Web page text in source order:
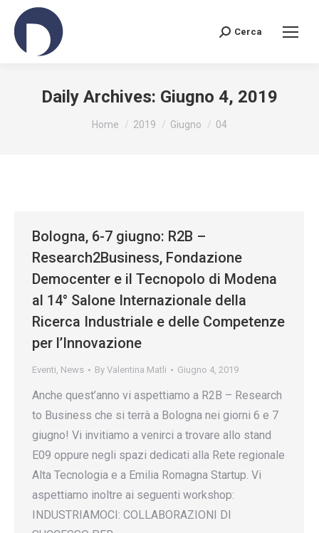
Search:
Cerca
Daily Archives: Giugno 4, 2019
You are here:
Home 2019 Giugno 04
Bologna, 6-7 giugno: R2B –
Research2Business, Fondazione
Democenter e il Tecnopolo di Modena
al 14° Salone Internazionale della
Ricerca Industriale e delle Competenze
per l’Innovazione
Eventi, News By Valentina Matli Giugno 4, 2019
Anche quest’anno vi aspettiamo a R2B – Research
to Business che si terrà a Bologna nei giorni 6 e 7
giugno! Vi invitiamo a venirci a trovare allo stand
E09 oppure negli spazi dedicati alla Rete regionale
Alta Tecnologia e a Emilia Romagna Startup. Vi
aspettiamo inoltre ai seguenti workshop:
INDUSTRIAMOCI: COLLABORAZIONI DI